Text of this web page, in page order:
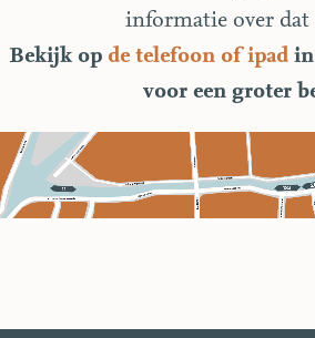
informatie over dat
Bekijk op de telefoon of ipad in
voor een groter